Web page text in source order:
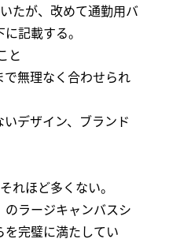
たが、改めて通勤用バ
記載する。
と
で無理なく合わせられ
デザイン、ブランド
れほど多くない。
のラージキャンバスシ
を完璧に満たしてい